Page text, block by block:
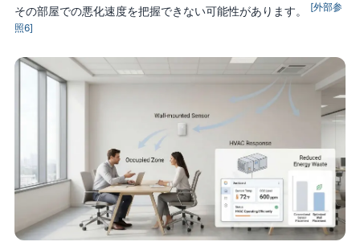
その部屋での悪化速度を把握できない可能性があります。
[外部参
照6]